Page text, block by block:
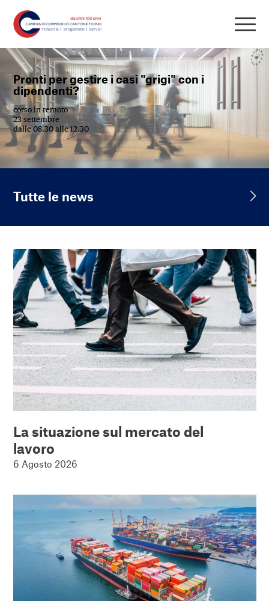
Pronti per gestire i casi "grigi" con i
dipendenti?
corso in remoto
23 settembre
dalle 08.30 alle 12.30
Tutte le news
La situazione sul mercato del
lavoro
6 Agosto 2026